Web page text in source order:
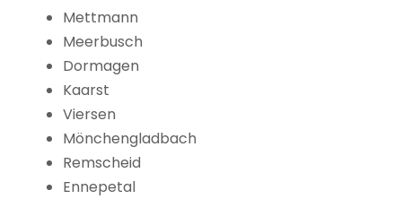
Mettmann
Meerbusch
Dormagen
Kaarst
Viersen
Mönchengladbach
Remscheid
Ennepetal